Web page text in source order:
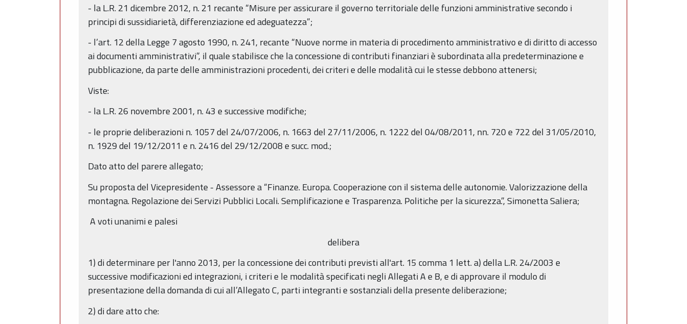
- la L.R. 21 dicembre 2012, n. 21 recante “Misure per assicurare il governo territoriale delle funzioni amministrative secondo i
principi di sussidiarietà, differenziazione ed adeguatezza”;
- l’art. 12 della Legge 7 agosto 1990, n. 241, recante “Nuove norme in materia di procedimento amministrativo e di diritto di accesso
ai documenti amministrativi”, il quale stabilisce che la concessione di contributi finanziari è subordinata alla predeterminazione e
pubblicazione, da parte delle amministrazioni procedenti, dei criteri e delle modalità cui le stesse debbono attenersi;
Viste:
- la L.R. 26 novembre 2001, n. 43 e successive modifiche;
- le proprie deliberazioni n. 1057 del 24/07/2006, n. 1663 del 27/11/2006, n. 1222 del 04/08/2011, nn. 720 e 722 del 31/05/2010,
n. 1929 del 19/12/2011 e n. 2416 del 29/12/2008 e succ. mod.;
Dato atto del parere allegato;
Su proposta del Vicepresidente - Assessore a “Finanze. Europa. Cooperazione con il sistema delle autonomie. Valorizzazione della
montagna. Regolazione dei Servizi Pubblici Locali. Semplificazione e Trasparenza. Politiche per la sicurezza.”, Simonetta Saliera;
A voti unanimi e palesi
delibera
1) di determinare per l'anno 2013, per la concessione dei contributi previsti all'art. 15 comma 1 lett. a) della L.R. 24/2003 e
successive modificazioni ed integrazioni, i criteri e le modalità specificati negli Allegati A e B, e di approvare il modulo di
presentazione della domanda di cui all’Allegato C, parti integranti e sostanziali della presente deliberazione;
2) di dare atto che: